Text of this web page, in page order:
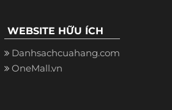
WEBSITE HỮU ÍCH
Danhsachcuahang.com
OneMall.vn